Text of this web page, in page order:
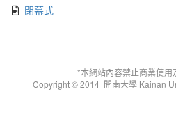
閉幕式
*本網站內容禁止商業使用
Copyright © 2014 開南大學 Kainan